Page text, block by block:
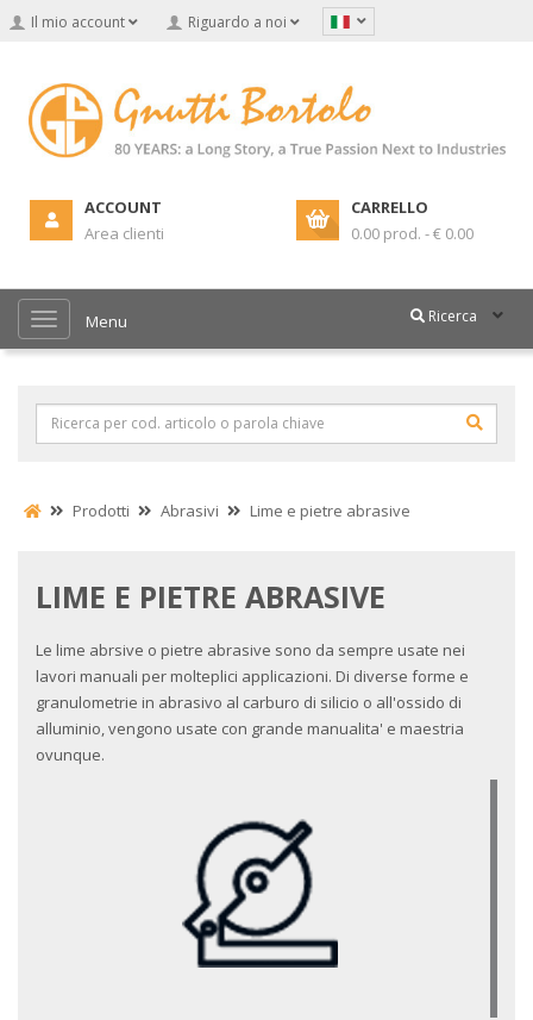
Il mio account Riguardo a noi
ACCOUNT
Area clienti
CARRELLO
0.00 prod. - € 0.00
Menu Ricerca
Prodotti Abrasivi Lime e pietre abrasive
LIME E PIETRE ABRASIVE
Le lime abrsive o pietre abrasive sono da sempre usate nei
lavori manuali per molteplici applicazioni. Di diverse forme e
granulometrie in abrasivo al carburo di silicio o all'ossido di
alluminio, vengono usate con grande manualita' e maestria
ovunque.